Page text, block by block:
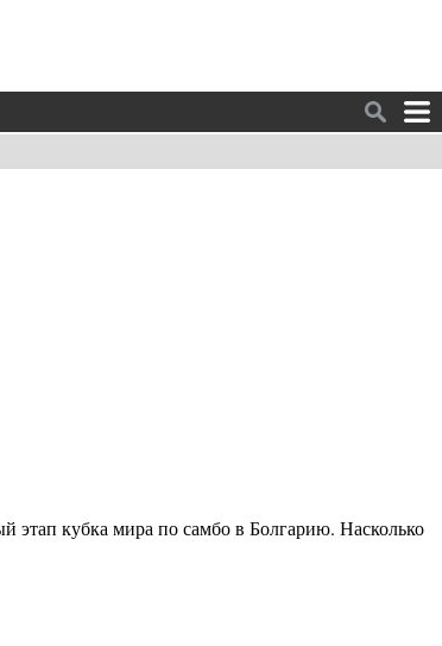
этап кубка мира по самбо в Болгарию. Насколько